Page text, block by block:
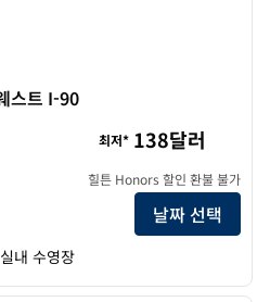
스트 I-90
I-90의 호텔 정보 보기
최저* 138달러
힐튼 Honors 할인 환불 불가
날짜 선택
실내 수영장
1/12